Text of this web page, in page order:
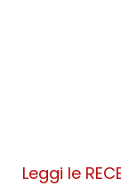
Leggi le